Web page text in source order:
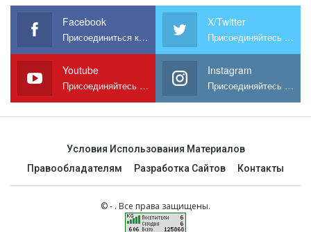
Facebook
Присоединиться к нам на Facebook
X/Twitter
Присоединяйтесь к нам в X
Youtube
Присоединяйтесь к нам на YouTube
Instagram
Присоединяйтесь к нам в Instagram
Условия Использования Материалов
Правообладателям
Разработка Сайтов Контакты
© - . Все права защищены.